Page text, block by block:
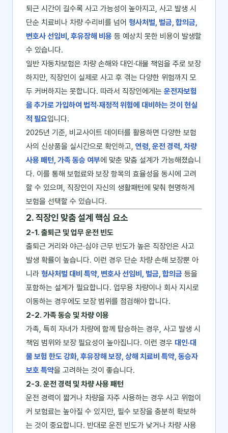
퇴근 시간이 길수록 사고 가능성이 높아지고, 사고 발생 시
단순 치료비나 차량 수리비를 넘어 형사처벌, 벌금, 합의금,
변호사 선임비, 후유장해 비용 등 예상치 못한 비용이 발생할
수 있습니다.
일반 자동차보험은 차량 손해와 대인·대물 책임을 주로 보장
하지만, 직장인이 실제로 사고 후 겪는 다양한 위험까지 모
두 커버하지는 못합니다. 따라서 직장인에게는 운전자보험
을 추가로 가입하여 법적·재정적 위험에 대비하는 것이 현실
적 필요입니다.
2025년 기준, 비교사이트 데이터를 활용하면 다양한 보험
사의 신상품을 실시간으로 확인하고, 연령, 운전 경력, 차량
사용 패턴, 가족 동승 여부에 맞춘 맞춤 설계가 가능해졌습니
다. 이를 통해 보험료와 보장 항목의 효율성을 동시에 고려
할 수 있으며, 직장인이 자신의 생활패턴에 맞춰 현명하게
보험을 선택할 수 있습니다.
2. 직장인 맞춤 설계 핵심 요소
2-1. 출퇴근 및 업무 운전 빈도
출퇴근 거리와 야근·심야 근무 빈도가 높은 직장인은 사고
발생 확률이 높습니다. 이런 경우 단순 차량 손해 보장뿐 아
니라 형사처벌 대비 특약, 변호사 선임비, 벌금, 합의금 등을
포함하는 설계가 필요합니다. 업무용 차량이나 회사 지시로
이동하는 경우에도 보장 범위를 점검해야 합니다.
2-2. 가족 동승 및 차량 이용
가족, 특히 자녀가 차량에 함께 탑승하는 경우, 사고 발생 시
책임 범위와 보장 필요성이 높아집니다. 이런 경우 대인·대
물 보험 한도 강화, 후유장해 보장, 상해 치료비 특약, 동승자
보호 특약을 고려하는 것이 좋습니다.
2-3. 운전 경력 및 차량 사용 패턴
운전 경력이 짧거나 차량을 자주 사용하는 경우 사고 위험이
커 보험료는 높아질 수 있지만, 필수 보장을 충분히 확보하
는 것이 중요합니다. 반대로 운전 빈도가 낮거나 차량 사용